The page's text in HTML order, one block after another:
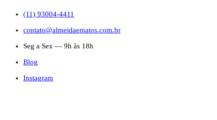
(11) 93004-4411
contato@almeidaematos.com.br
Seg a Sex — 9h às 18h
Blog
Instagram